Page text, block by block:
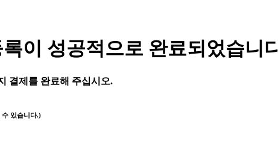
록이 성공적으로 완료되었습니
결제를 완료해 주십시오.
있습니다.)